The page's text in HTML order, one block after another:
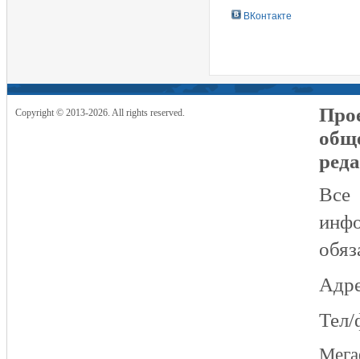
ВКонтакте
Copyright © 2013-2026. All rights reserved.